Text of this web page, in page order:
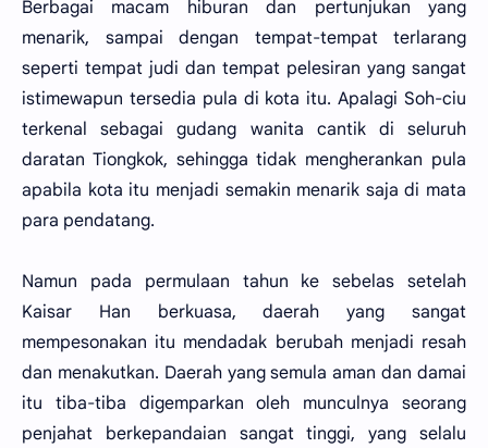
Berbagai macam hiburan dan pertunjukan yang
menarik, sampai dengan tempat-tempat terlarang
seperti tempat judi dan tempat pelesiran yang sangat
istimewapun tersedia pula di kota itu. Apalagi Soh-ciu
terkenal sebagai gudang wanita cantik di seluruh
daratan Tiongkok, sehingga tidak mengherankan pula
apabila kota itu menjadi semakin menarik saja di mata
para pendatang.
Namun pada permulaan tahun ke sebelas setelah
Kaisar Han berkuasa, daerah yang sangat
mempesonakan itu mendadak berubah menjadi resah
dan menakutkan. Daerah yang semula aman dan damai
itu tiba-tiba digemparkan oleh munculnya seorang
penjahat berkepandaian sangat tinggi, yang selalu